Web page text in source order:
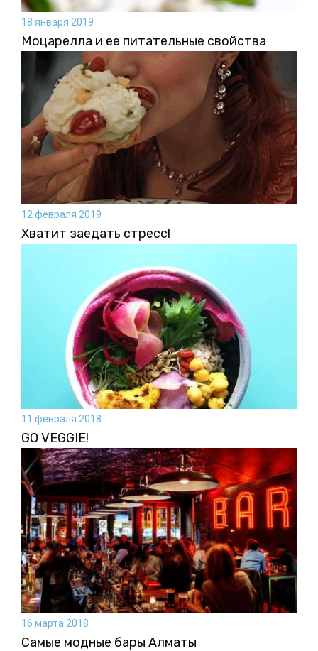
18 января 2019
Моцарелла и ее питательные свойства
12 февраля 2019
Хватит заедать стресс!
11 февраля 2018
GO VEGGIE!
16 марта 2018
Самые модные бары Алматы